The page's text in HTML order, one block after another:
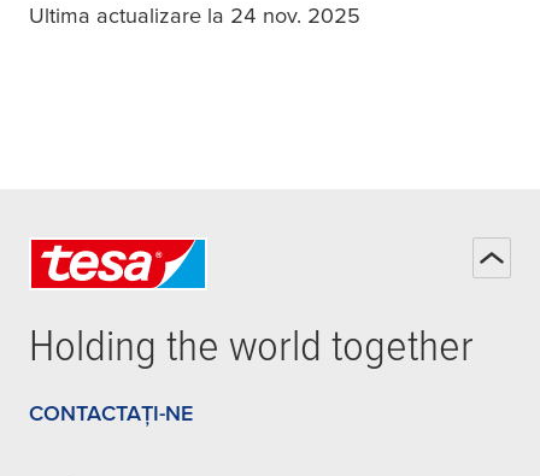
Ultima actualizare la 24 nov. 2025
Holding the world together
CONTACTAȚI-NE